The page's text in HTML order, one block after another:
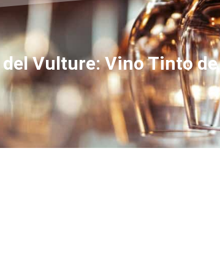
Vulture: Vino Tinto